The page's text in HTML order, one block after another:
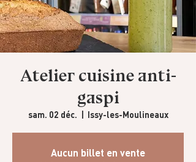
Atelier cuisine anti-
gaspi
sam. 02 déc. Issy-les-Moulineaux
Aucun billet en vente